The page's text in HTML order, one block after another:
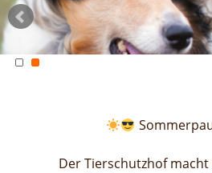
Der Tierschutzhof